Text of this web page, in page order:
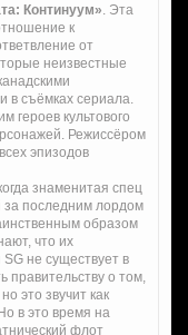
Континуум». Эта
к
от
неизвестные
в съёмках сериала.
героев культового
Режиссёром
эпизодов
знаменитая спец
за последним лордом
образом
что их
не существует в
правительству о том,
это звучит как
в это время на
флот